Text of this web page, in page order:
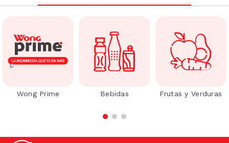
Wong Prime Bebidas Frutas y Verduras